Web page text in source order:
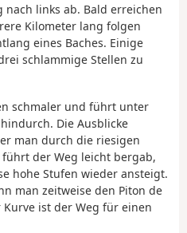
nach links ab. Bald erreichen
Kilometer lang folgen
eines Baches. Einige
schlammige Stellen zu
schmaler und führt unter
Die Ausblicke
man durch die riesigen
der Weg leicht bergab,
hohe Stufen wieder ansteigt.
man zeitweise den Piton de
ist der Weg für einen